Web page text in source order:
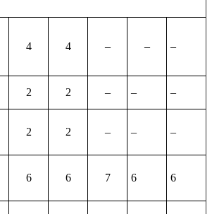
4 4 – – –
2 2 – – –
2 2 – – –
6 6 7 6 6